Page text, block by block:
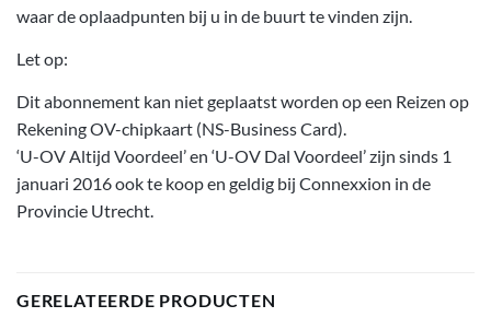
waar de oplaadpunten bij u in de buurt te vinden zijn.
Let op:
Dit abonnement kan niet geplaatst worden op een Reizen op
Rekening OV-chipkaart (NS-Business Card).
‘U-OV Altijd Voordeel’ en ‘U-OV Dal Voordeel’ zijn sinds 1
januari 2016 ook te koop en geldig bij Connexxion in de
Provincie Utrecht.
GERELATEERDE PRODUCTEN